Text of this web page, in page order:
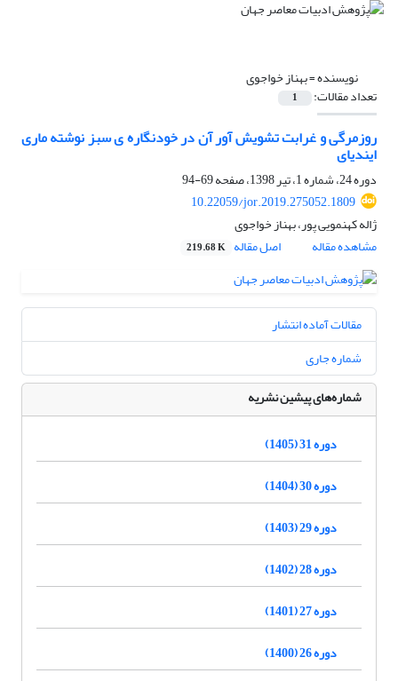
نویسنده =بهناز خواجوی
تعداد مقالات: 1
روزمرگی و غرابت تشویش آور آن در خودنگاره ی سبز نوشته ماری
ایندیای
دوره 24، شماره 1، تیر 1398، صفحه
69-94
10.22059/jor.2019.275052.1809
ژاله کهنمویی پور، بهناز خواجوی
مشاهده مقاله
اصل مقاله 219.68 K
مقالات آماده انتشار
شماره جاری
شماره‌های پیشین نشریه
دوره 31 (1405)
دوره 30 (1404)
دوره 29 (1403)
دوره 28 (1402)
دوره 27 (1401)
دوره 26 (1400)